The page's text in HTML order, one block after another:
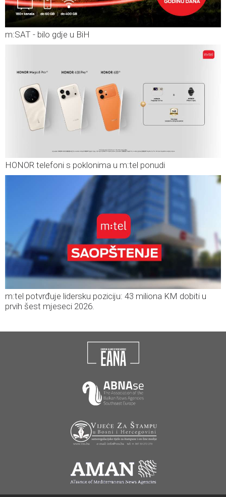
m:SAT - bilo gdje u BiH
HONOR telefoni s poklonima u m:tel ponudi
m:tel potvrđuje lidersku poziciju: 43 miliona KM dobiti u
prvih šest mjeseci 2026.